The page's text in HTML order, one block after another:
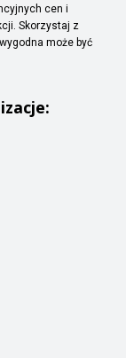
cen i
Skorzystaj z
może być